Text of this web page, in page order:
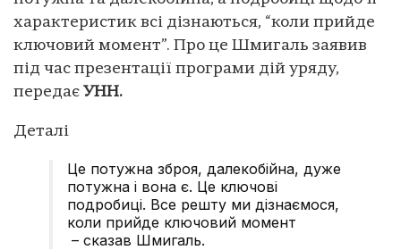
характеристик всі дізнаються, “коли прийде
ключовий момент”. Про це Шмигаль заявив
під час презентації програми дій уряду,
передає УНН.
Деталі
Це потужна зброя, далекобійна, дуже
потужна і вона є. Це ключові
подробиці. Все решту ми дізнаємося,
коли прийде ключовий момент
– сказав Шмигаль.